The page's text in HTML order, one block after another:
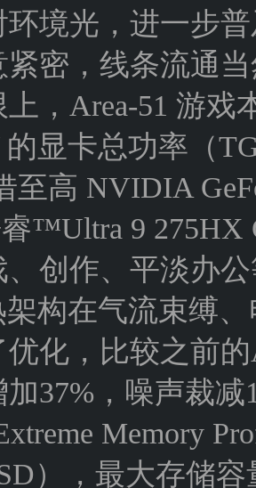
环境光，进一步
紧密，线条流通
，Area-51 游
的显卡总功率（
至高 NVIDIA
™Ultra 9 275HX
创作、平淡办
构在气流束缚
化，比较之前
37%，噪声裁
Memory
），最大存储容